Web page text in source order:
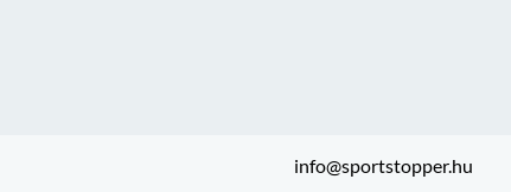
info@sportstopper.hu